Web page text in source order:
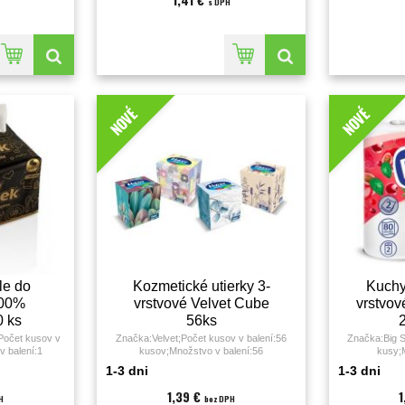
do
ks
kusov v
balení:1
NOVÉ
Kozmetické utierky 3-
vrstvové Velvet Cube
56ks
Značka:Velvet;Počet kusov v balení:56
kusov;Množstvo v balení:56
KS;Farba:biela;Materiál:celulóza;Návin:11.48
metra;Počet útržkov:56;Počet vrstiev:3;
1-3 dni
1,39 €bez DPH
NOVÉ
Značka:Big
metra;Počet
1-3 dni